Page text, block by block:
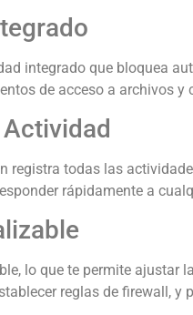
integrado que bloquea
de acceso a archivos
registra todas las
rápidamente a
lo que te permite
reglas de firewall,